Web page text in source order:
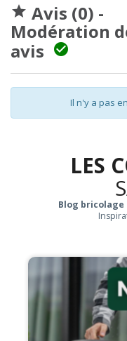
 Avis (0) -
Modération
avis

Il n'y a pas
LES
Blog bricolage